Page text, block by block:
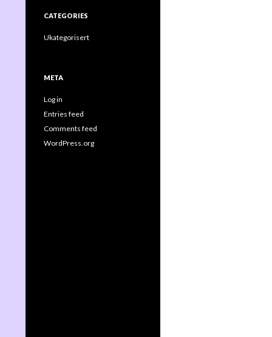
CATEGORIES
Ukategorisert
META
Log in
Entries feed
Comments feed
WordPress.org